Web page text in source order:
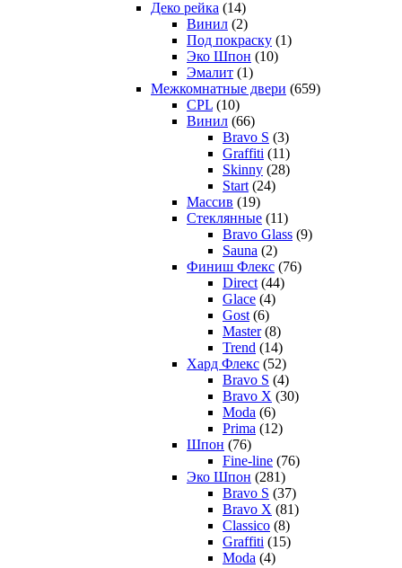
Деко рейка (14)
Винил (2)
Под покраску (1)
Эко Шпон (10)
Эмалит (1)
Межкомнатные двери (659)
CPL (10)
Винил (66)
Bravo S (3)
Graffiti (11)
Skinny (28)
Start (24)
Массив (19)
Стеклянные (11)
Bravo Glass (9)
Sauna (2)
Финиш Флекс (76)
Direct (44)
Glace (4)
Gost (6)
Master (8)
Trend (14)
Хард Флекс (52)
Bravo S (4)
Bravo X (30)
Moda (6)
Prima (12)
Шпон (76)
Fine-line (76)
Эко Шпон (281)
Bravo S (37)
Bravo X (81)
Classico (8)
Graffiti (15)
Moda (4)